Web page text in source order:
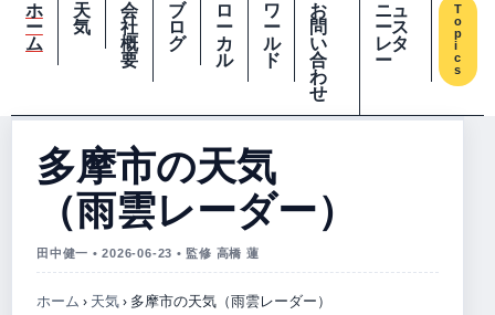
ホ
ー
ム
天
気
会
社
概
要
ブ
ロ
グ
ロ
ー
カ
ル
ワ
ー
ル
ド
お
問
い
合
わ
せ
ニュ
ース
レタ
ー
T
o
p
i
c
s
多摩市の天気
（雨雲レーダー）
田中健一 • 2026-06-23 • 監修 高橋 蓮
ホーム › 天気› 多摩市の天気（雨雲レーダー）